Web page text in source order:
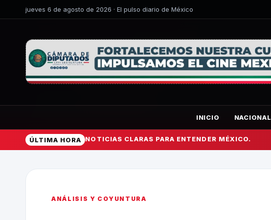
jueves 6 de agosto de 2026 · El pulso diario de México
INICIO NACIONAL
ÚLTIMA HORA NOTICIAS CLARAS PARA ENTENDER MÉXICO.
ANÁLISIS Y COYUNTURA